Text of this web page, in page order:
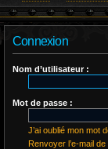
Connexion
Nom d’utilisateur :
Mot de passe :
J’ai oublié mon mot
Renvoyer l’e-mail